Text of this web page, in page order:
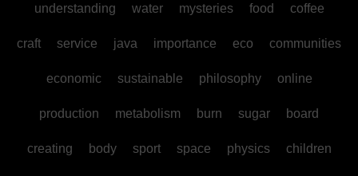
understanding water mysteries food coffee
craft service java importance eco communities
economic sustainable philosophy online
production metabolism burn sugar board
creating body sport space physics children